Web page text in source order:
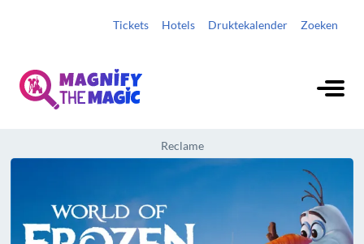
Tickets Hotels Druktekalender Zoeken
Reclame